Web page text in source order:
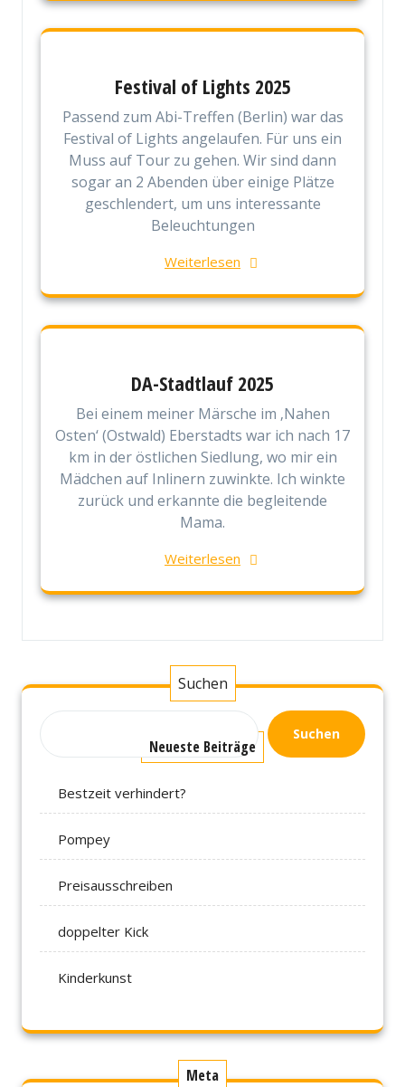
Festival of Lights 2025
Passend zum Abi-Treffen (Berlin) war das
Festival of Lights angelaufen. Für uns ein
Muss auf Tour zu gehen. Wir sind dann
sogar an 2 Abenden über einige Plätze
geschlendert, um uns interessante
Beleuchtungen
Weiterlesen
DA-Stadtlauf 2025
Bei einem meiner Märsche im ‚Nahen
Osten‘ (Ostwald) Eberstadts war ich nach 17
km in der östlichen Siedlung, wo mir ein
Mädchen auf Inlinern zuwinkte. Ich winkte
zurück und erkannte die begleitende
Mama.
Weiterlesen
Suchen
Suchen
Neueste Beiträge
Bestzeit verhindert?
Pompey
Preisausschreiben
doppelter Kick
Kinderkunst
Meta